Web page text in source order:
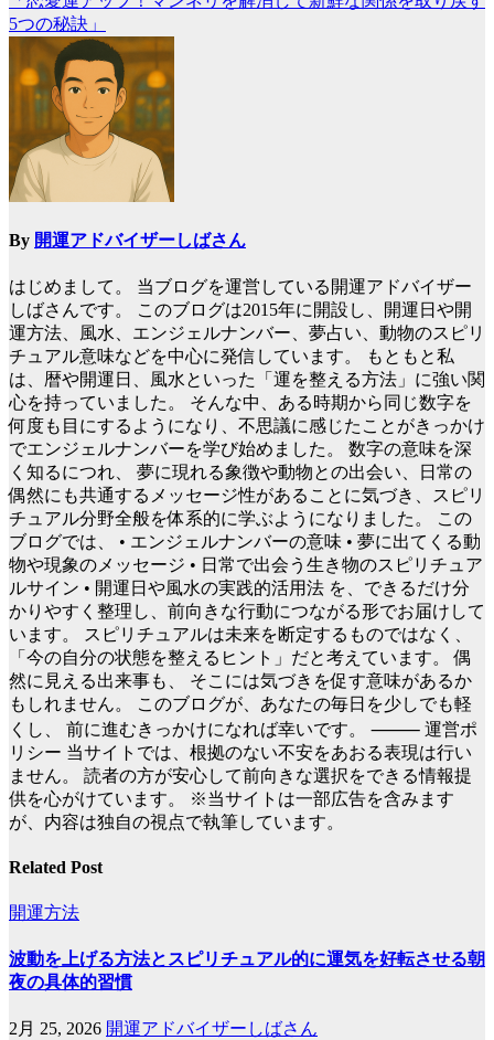
稿
ナ
ビ
ゲ
ー
シ
ョ
5つの秘訣」
By 開運アドバイザーしばさん
はじめまして。 当ブログを運営している開運アドバイザー
しばさんです。 このブログは2015年に開設し、開運日や開
運方法、風水、エンジェルナンバー、夢占い、動物のスピリ
チュアル意味などを中心に発信しています。 もともと私
は、暦や開運日、風水といった「運を整える方法」に強い関
心を持っていました。 そんな中、ある時期から同じ数字を
何度も目にするようになり、不思議に感じたことがきっかけ
でエンジェルナンバーを学び始めました。 数字の意味を深
く知るにつれ、 夢に現れる象徴や動物との出会い、日常の
偶然にも共通するメッセージ性があることに気づき、スピリ
チュアル分野全般を体系的に学ぶようになりました。 この
ブログでは、 • エンジェルナンバーの意味 • 夢に出てくる動
物や現象のメッセージ • 日常で出会う生き物のスピリチュア
ルサイン • 開運日や風水の実践的活用法 を、できるだけ分
かりやすく整理し、前向きな行動につながる形でお届けして
います。 スピリチュアルは未来を断定するものではなく、
「今の自分の状態を整えるヒント」だと考えています。 偶
然に見える出来事も、 そこには気づきを促す意味があるか
もしれません。 このブログが、あなたの毎日を少しでも軽
くし、 前に進むきっかけになれば幸いです。 ⸻ 運営ポ
リシー 当サイトでは、根拠のない不安をあおる表現は行い
ません。 読者の方が安心して前向きな選択をできる情報提
供を心がけています。 ※当サイトは一部広告を含みます
が、内容は独自の視点で執筆しています。
Related Post
開運方法
波動を上げる方法とスピリチュアル的に運気を好転させる朝
夜の具体的習慣
2月 25, 2026 開運アドバイザーしばさん